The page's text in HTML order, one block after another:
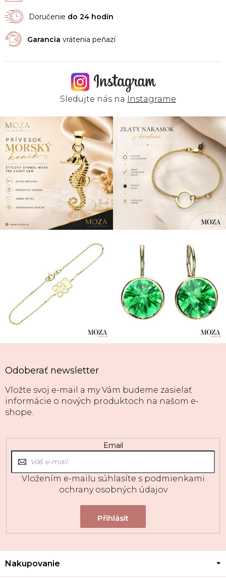
Doručenie do 24 hodín
Garancia vrátenia peňazí
Sledujte nás na Instagrame
Odoberať newsletter
Vložte svoj e-mail a my Vám budeme zasielať
informácie o nových produktoch na našom e-
shope.
Email
Vložením e-mailu súhlasíte s podmienkami
ochrany osobných údajov
Z
Nakupovanie